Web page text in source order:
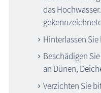
das
Hinterlassen
Beschädigen
an Dünen,
Verzichten Sie